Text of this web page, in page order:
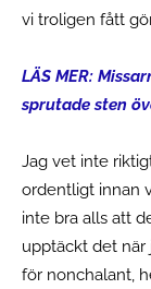
vi troligen fått
LÄS MER:
sprutade sten
Jag vet inte
ordentligt innan
inte bra alls att
upptäckt det när
för nonchalant,